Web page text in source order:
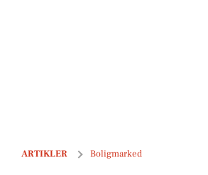
ARTIKLER Boligmarked
Morbærvej 33 i Viborg er solgt for